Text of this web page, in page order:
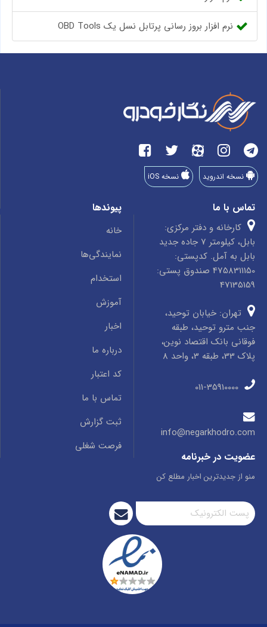
نرم افزار بروز رسانی پرتابل نسل یک OBD Tools
نسخه اندروید نسخه iOS
تماس با ما
کارخانه و دفتر مرکزی:
بابل، کیلومتر 7 جاده جدید
بابل به آمل. کدپستی:
4758311150 صندوق پستی:
47135159
تهران: خیابان توحید،
جنب مترو توحید، طبقه
فوقانی بانک اقتصاد نوین،
پلاک 33، طبقه 3، واحد 8
info@negarkhodro.com
پیوندها
خانه
نمایندگی‌ها
استخدام
آموزش
اخبار
درباره ما
کد اعتبار
تماس با ما
ثبت گزارش
فرصت شغلی
عضویت در خبرنامه
منو از جدیدترین اخبار مطلع کن